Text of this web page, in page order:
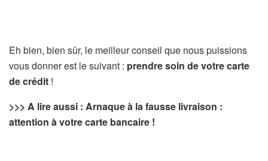
Eh bien, bien sûr, le meilleur conseil que nous puissions
vous donner est le suivant : prendre soin de votre carte
de crédit !
>>> A lire aussi : Arnaque à la fausse livraison :
attention à votre carte bancaire !